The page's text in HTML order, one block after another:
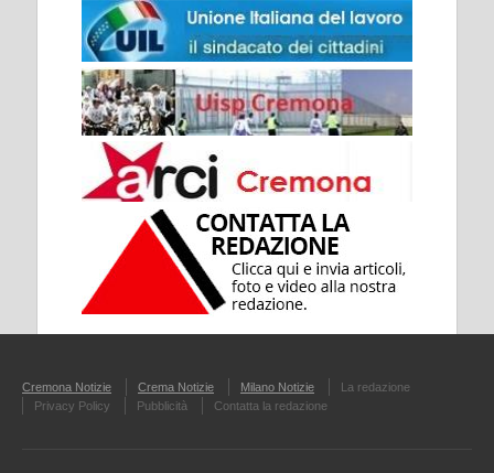
Cremona Notizie Crema Notizie Milano Notizie
La redazione
Privacy Policy
Pubblicità Contatta la redazione